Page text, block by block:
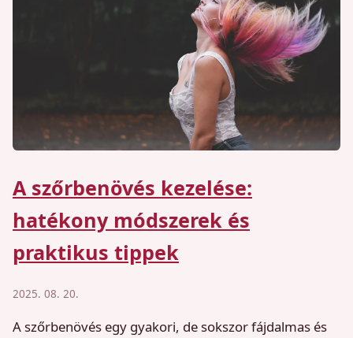
A szőrbenövés kezelése:
hatékony módszerek és
praktikus tippek
2025. 08. 20.
A szőrbenövés egy gyakori, de sokszor fájdalmas és